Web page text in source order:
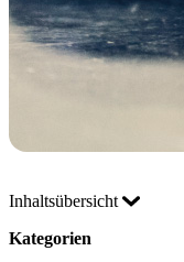
Inhaltsübersicht
Kategorien